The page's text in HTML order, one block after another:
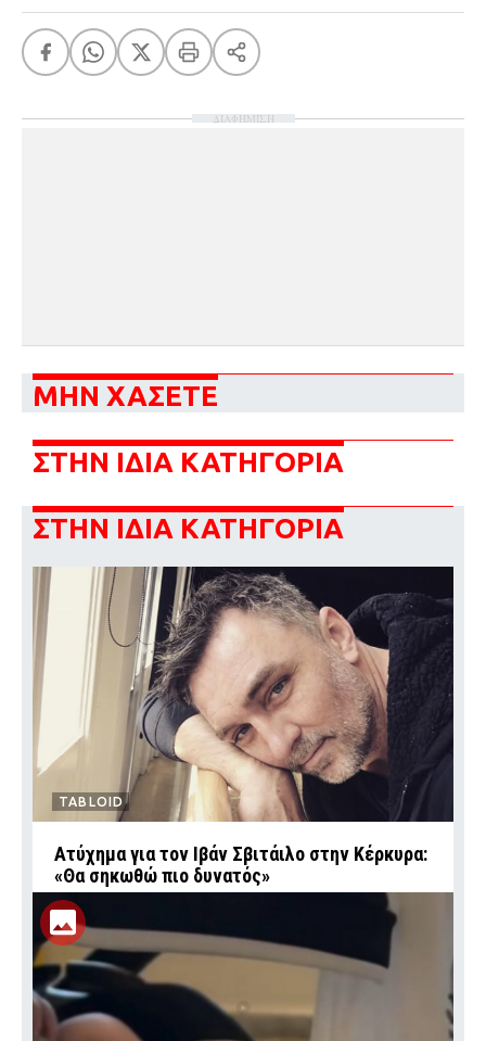
ΔΙΑΦΗΜΙΣΗ
ΜΗΝ ΧΑΣΕΤΕ
ΣΤΗΝ ΙΔΙΑ ΚΑΤΗΓΟΡΙΑ
ΣΤΗΝ ΙΔΙΑ ΚΑΤΗΓΟΡΙΑ
TABLOID
Ατύχημα για τον Ιβάν Σβιτάιλο στην Κέρκυρα:
«Θα σηκωθώ πιο δυνατός»